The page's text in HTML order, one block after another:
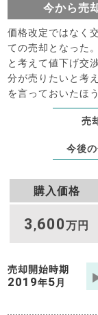
今から売
価格改定ではなく
ての売却となった
と考えて値下げ交
分が売りたいと考
を言っておいたほ
売
今後
購入価格
3 ,600万円
売却開始時期
2019年5月